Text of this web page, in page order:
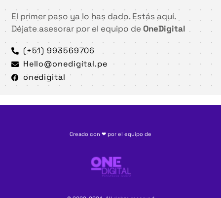
El primer paso ya lo has dado. Estás aquí.
Déjate asesorar por el equipo de OneDigital
(+51) 993569706
Hello@onedigital.pe
onedigital
Creado con ❤ por el equipo de